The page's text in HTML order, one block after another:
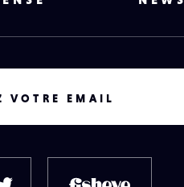
VOTRE EMAIL